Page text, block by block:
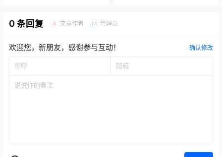
0 条回复 A 文章作者 M 管理员
欢迎您，新朋友，感谢参与互动！ 确认修改